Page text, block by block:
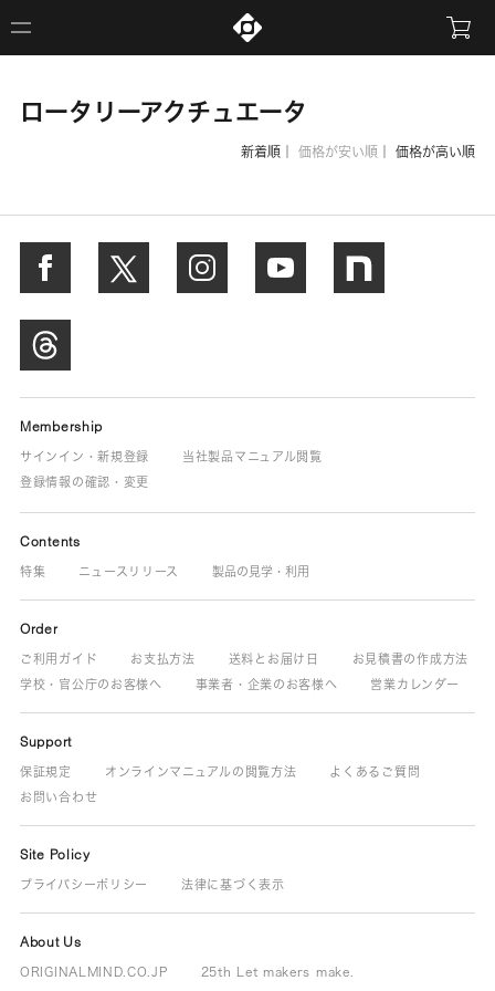
ロータリーアクチュエータ
新着順 価格が安い順 価格が高い順
Membership
サインイン・新規登録
当社製品マニュアル閲覧
登録情報の確認・変更
Contents
特集 ニュースリリース 製品の見学・利用
Order
ご利用ガイド お支払方法 送料とお届け日
お見積書の作成方法
学校・官公庁のお客様へ
事業者・企業のお客様へ 営業カレンダー
Support
保証規定 オンラインマニュアルの閲覧方法
よくあるご質問
お問い合わせ
Site Policy
プライバシーポリシー 法律に基づく表示
About Us
ORIGINALMIND.CO.JP
25th Let makers make.